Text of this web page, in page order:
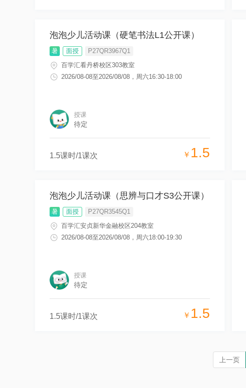
泡泡少儿活动课（硬笔书法L1公开课）
暑 面授
P27QR3967Q1
百学汇看丹桥校区303教室
2026/08-08至2026/08/08 ， 周六16:30-18:00
授课
待定
1.5课时/1课次 ￥ 1.5
泡泡少儿活动课（思辨与口才S3公开课）
暑 面授
P27QR3545Q1
百学汇安贞新华金融校区204教室
2026/08-08至2026/08/08 ， 周六18:00-19:30
授课
待定
1.5课时/1课次 ￥ 1.5
上一页